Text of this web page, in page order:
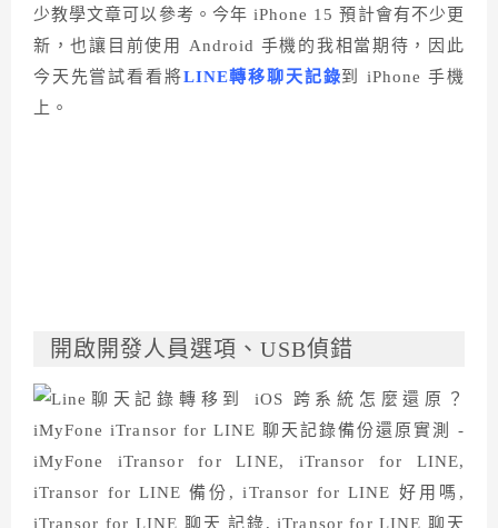
少教學文章可以參考。今年 iPhone 15 預計會有不少更
新，也讓目前使用 Android 手機的我相當期待，因此
今天先嘗試看看將LINE轉移聊天記錄到 iPhone 手機
上。
開啟開發人員選項、USB偵錯